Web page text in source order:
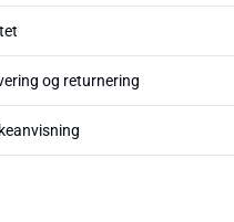
og returnering